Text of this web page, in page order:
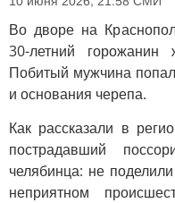
Во дворе на
30-летний горожанин
Побитый мужчина
и основания черепа.
Как рассказали в
пострадавший
челябинца: не
неприятном